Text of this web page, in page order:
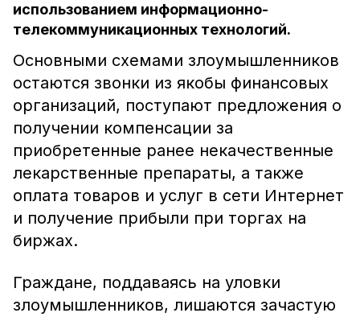
использованием информационно-
телекоммуникационных технологий.
Основными схемами злоумышленников
остаются звонки из якобы финансовых
организаций, поступают предложения о
получении компенсации за
приобретенные ранее некачественные
лекарственные препараты, а также
оплата товаров и услуг в сети Интернет
и получение прибыли при торгах на
биржах.
Граждане, поддаваясь на уловки
злоумышленников, лишаются зачастую